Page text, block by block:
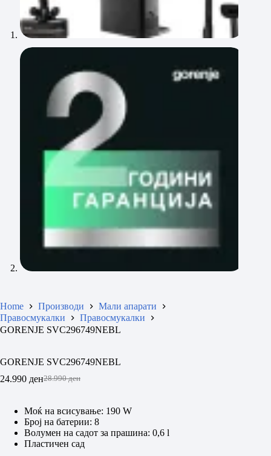
Home Производи
Мали апарати
Правосмукалки
Правосмукалки
GORENJE SVC296749NEBL
GORENJE SVC296749NEBL
28.990ден
Original
was:
28.990 ден.
24.990 денCurrent
is:
24.990 ден.
Моќ на всисување: 190 W
Број на батерии: 8
Волумен на садот за прашина: 0,6 l
Пластичен сад